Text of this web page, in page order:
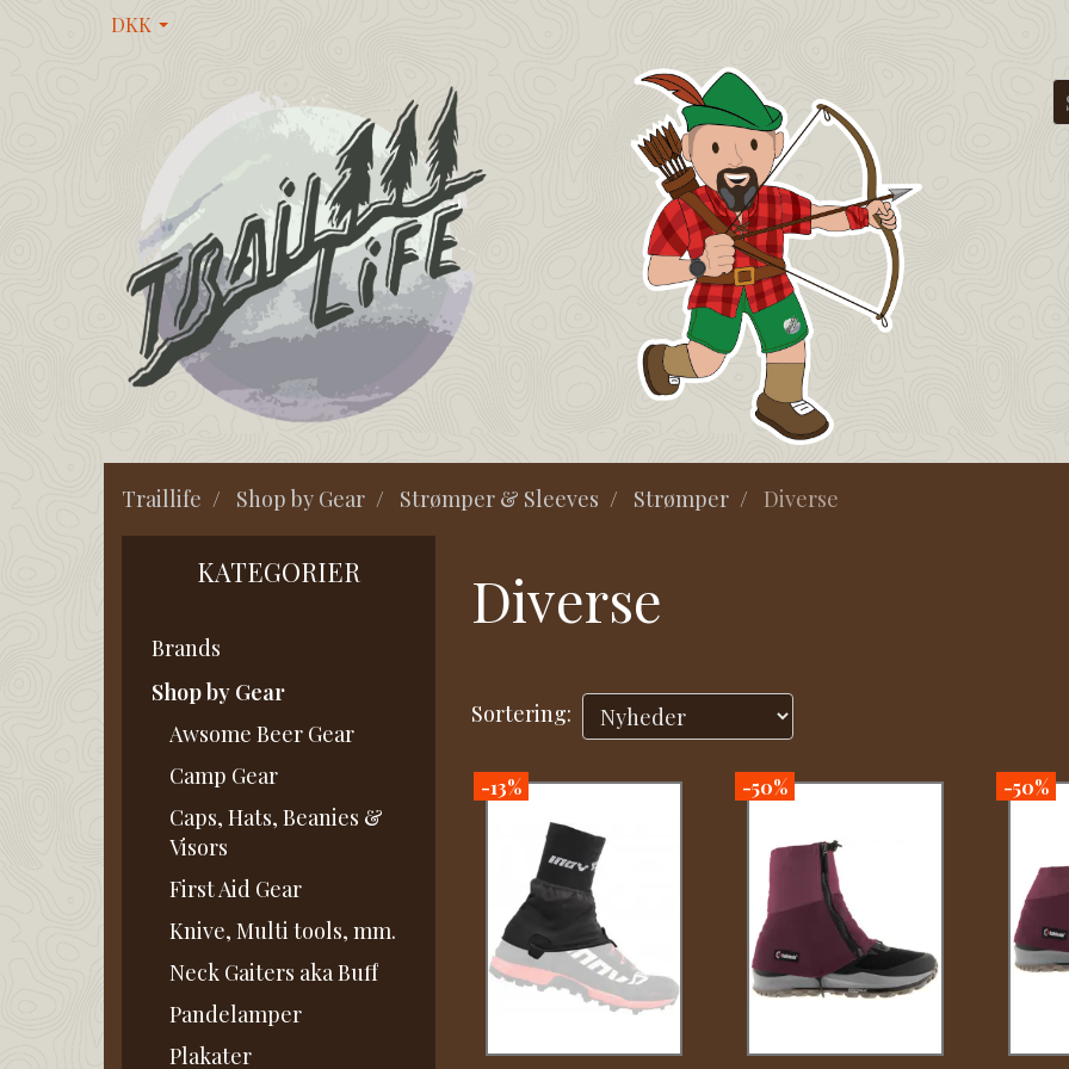
DKK
Traillife Shop by Gear Strømper & Sleeves Strømper Diverse
KATEGORIER
Brands
Shop by Gear
Awsome Beer Gear
Camp Gear
Caps, Hats, Beanies &
Visors
First Aid Gear
Knive, Multi tools, mm.
Neck Gaiters aka Buff
Pandelamper
Plakater
Diverse
Sortering:
-13% -50% -50%